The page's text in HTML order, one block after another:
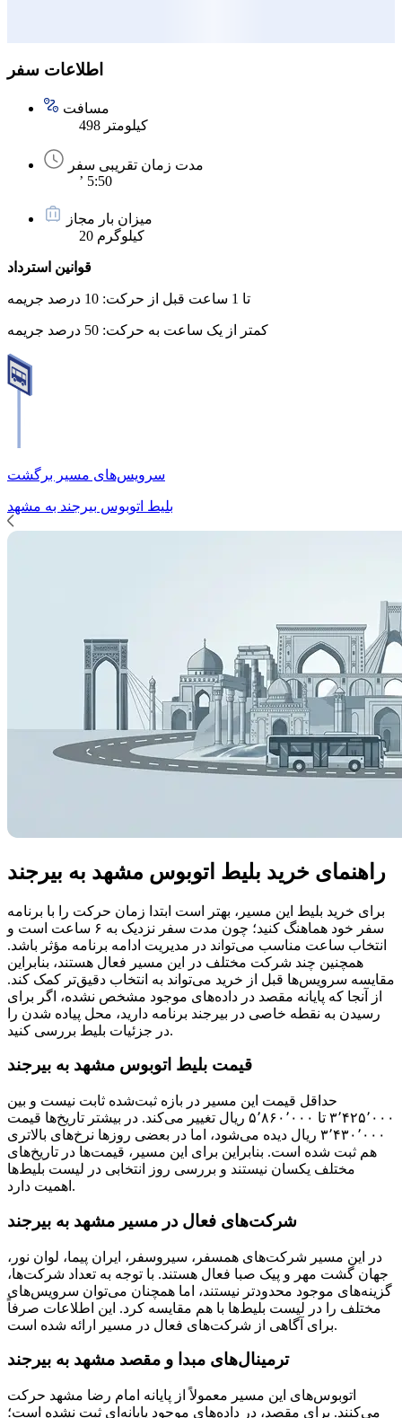
اطلاعات سفر
مسافت
498 کیلومتر
مدت زمان تقریبی سفر
’ 5:50
میزان بار مجاز
20 کیلوگرم
قوانین استرداد
تا 1 ساعت قبل از حرکت: 10 درصد جریمه
کمتر از یک ساعت به حرکت: 50 درصد جریمه
سرویس‌های مسیر برگشت
بلیط اتوبوس بیرجند به مشهد
راهنمای خرید بلیط اتوبوس مشهد به بیرجند
برای خرید بلیط این مسیر، بهتر است ابتدا زمان حرکت را با برنامه
سفر خود هماهنگ کنید؛ چون مدت سفر نزدیک به ۶ ساعت است و
انتخاب ساعت مناسب می‌تواند در مدیریت ادامه برنامه مؤثر باشد.
همچنین چند شرکت مختلف در این مسیر فعال هستند، بنابراین
مقایسه سرویس‌ها قبل از خرید می‌تواند به انتخاب دقیق‌تر کمک کند.
از آنجا که پایانه مقصد در داده‌های موجود مشخص نشده، اگر برای
رسیدن به نقطه خاصی در بیرجند برنامه دارید، محل پیاده شدن را
در جزئیات بلیط بررسی کنید.
قیمت بلیط اتوبوس مشهد به بیرجند
حداقل قیمت این مسیر در بازه ثبت‌شده ثابت نیست و بین
۳٬۴۲۵٬۰۰۰ تا ۵٬۸۶۰٬۰۰۰ ریال تغییر می‌کند. در بیشتر تاریخ‌ها قیمت
۳٬۴۳۰٬۰۰۰ ریال دیده می‌شود، اما در بعضی روزها نرخ‌های بالاتری
هم ثبت شده است. بنابراین برای این مسیر، قیمت‌ها در تاریخ‌های
مختلف یکسان نیستند و بررسی روز انتخابی در لیست بلیط‌ها
اهمیت دارد.
شرکت‌های فعال در مسیر مشهد به بیرجند
در این مسیر شرکت‌های همسفر، سیروسفر، ایران پیما، لوان نور،
جهان گشت مهر و پیک صبا فعال هستند. با توجه به تعداد شرکت‌ها،
گزینه‌های موجود محدودتر نیستند، اما همچنان می‌توان سرویس‌های
مختلف را در لیست بلیط‌ها با هم مقایسه کرد. این اطلاعات صرفاً
برای آگاهی از شرکت‌های فعال در مسیر ارائه شده است.
ترمینال‌ها‏ی مبدا و مقصد مشهد به بیرجند
اتوبوس‌های این مسیر معمولاً از پایانه امام رضا مشهد حرکت
می‌کنند. برای مقصد، در داده‌های موجود پایانه‌ای ثبت نشده است؛